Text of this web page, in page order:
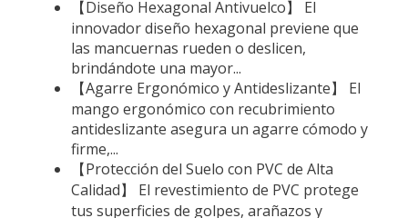
【Diseño Hexagonal Antivuelco】 El
innovador diseño hexagonal previene que
las mancuernas rueden o deslicen,
brindándote una mayor...
【Agarre Ergonómico y Antideslizante】 El
mango ergonómico con recubrimiento
antideslizante asegura un agarre cómodo y
firme,...
【Protección del Suelo con PVC de Alta
Calidad】 El revestimiento de PVC protege
tus superficies de golpes, arañazos y